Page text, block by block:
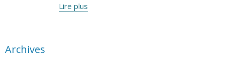
Lire plus
Archives